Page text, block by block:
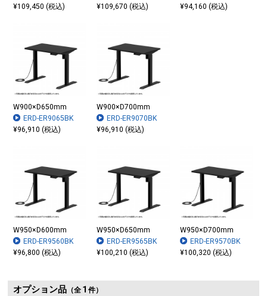
¥109,450 (税込)
¥109,670 (税込)
¥94,160 (税込)
W900×D650mm
ERD-ER9065BK
¥96,910 (税込)
W900×D700mm
ERD-ER9070BK
¥96,910 (税込)
W950×D600mm
ERD-ER9560BK
¥96,800 (税込)
W950×D650mm
ERD-ER9565BK
¥100,210 (税込)
W950×D700mm
ERD-ER9570BK
¥100,320 (税込)
オプション品（全 1 件）